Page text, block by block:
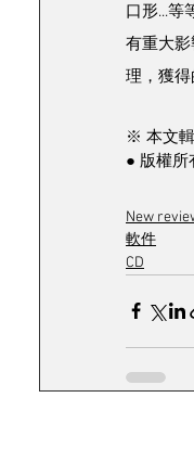
口形...等
有重大
理，獲
※ 本文
● 版權所
New
軟件
CD